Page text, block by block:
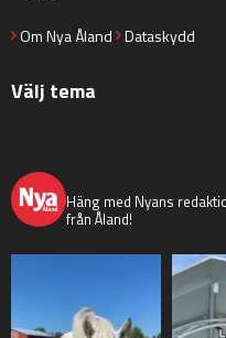
Om Nya Åland Dataskydd
Välj tema
Häng med Nyans
från Åland!